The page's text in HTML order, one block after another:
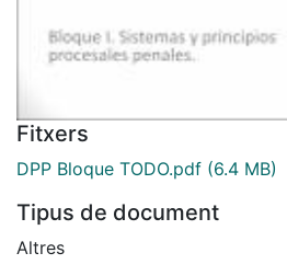
Fitxers
DPP Bloque TODO.pdf (6.4 MB)
Tipus de document
Altres